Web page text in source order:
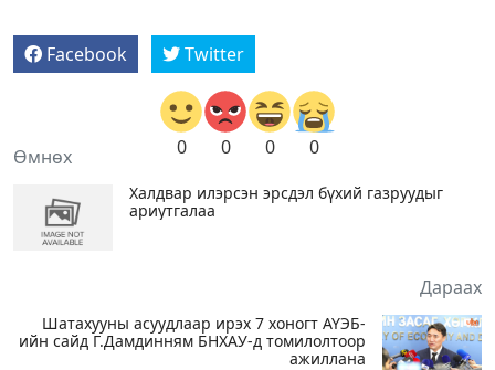
Facebook Twitter
0 0 0 0
Өмнөх
Халдвар илэрсэн эрсдэл бүхий газруудыг
ариутгалаа
Дараах
Шатахууны асуудлаар ирэх 7 хоногт АҮЭБ-
ийн сайд Г.Дамдинням БНХАУ-д томилолтоор
ажиллана